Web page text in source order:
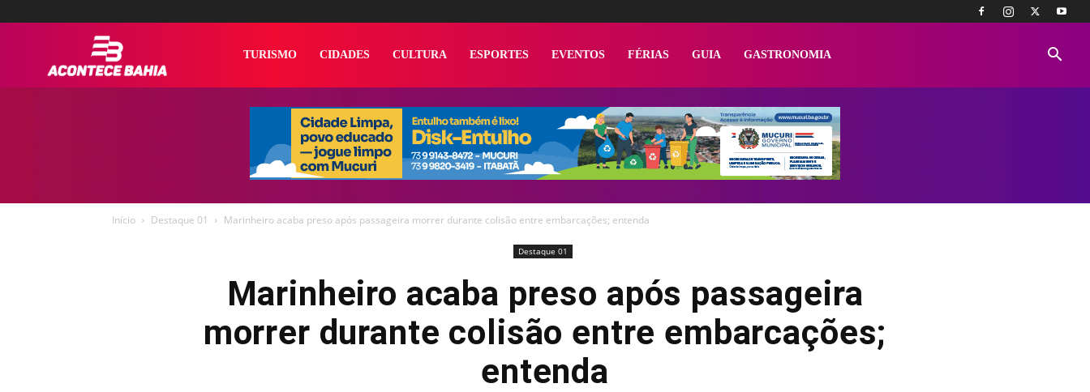
AconteceTURISMO CIDADES CULTURA ESPORTES EVENTOS FÉRIAS GUIA GASTRONOMIA
Início Destaque 01 Marinheiro acaba preso após passageira morrer durante colisão entre embarcações; entenda
Destaque 01
Marinheiro acaba preso após passageira
morrer durante colisão entre embarcações;
entenda